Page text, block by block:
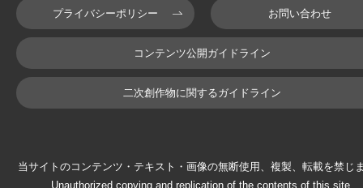
プライバシーポリシー お問い合わせ
コンテンツ公開ガイドライン
二次創作物に関するガイドライン
当サイトのコンテンツ・テキスト・画像の無断使用、複製、転載を禁じ
Unauthorized copying and replication of the contents of this site,